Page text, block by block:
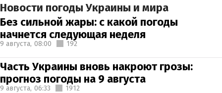
Новости погоды Украины и мира
Без сильной жары: с какой погоды
начнется следующая неделя
9 августа, 08:00 192
Часть Украины вновь накроют грозы:
прогноз погоды на 9 августа
9 августа, 06:33 1912